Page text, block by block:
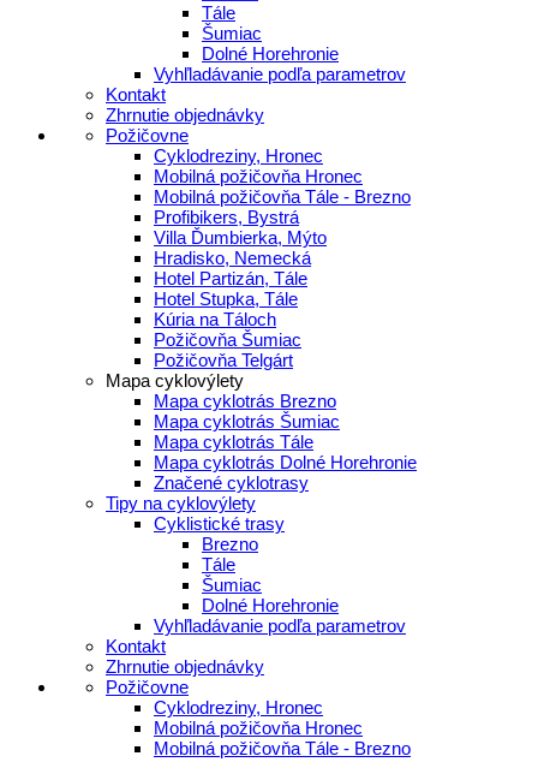
Tále
Šumiac
Dolné Horehronie
Vyhľladávanie podľa parametrov
Kontakt
Zhrnutie objednávky
Požičovne
Cyklodreziny, Hronec
Mobilná požičovňa Hronec
Mobilná požičovňa Tále - Brezno
Profibikers, Bystrá
Villa Ďumbierka, Mýto
Hradisko, Nemecká
Hotel Partizán, Tále
Hotel Stupka, Tále
Kúria na Táloch
Požičovňa Šumiac
Požičovňa Telgárt
Mapa cyklovýlety
Mapa cyklotrás Brezno
Mapa cyklotrás Šumiac
Mapa cyklotrás Tále
Mapa cyklotrás Dolné Horehronie
Značené cyklotrasy
Tipy na cyklovýlety
Cyklistické trasy
Brezno
Tále
Šumiac
Dolné Horehronie
Vyhľladávanie podľa parametrov
Kontakt
Zhrnutie objednávky
Požičovne
Cyklodreziny, Hronec
Mobilná požičovňa Hronec
Mobilná požičovňa Tále - Brezno